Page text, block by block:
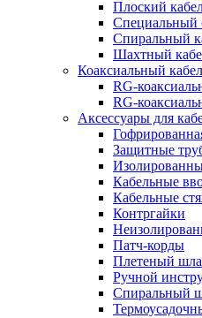
Плоский
Специальный
Спиральный
Шахтный
Коаксиальный
RG-
RG-
Аксессуары для
Защитные
Кабельные
Кабельные
Контргайки
Патч-корды
Плетеный
Ручной
Спиральный